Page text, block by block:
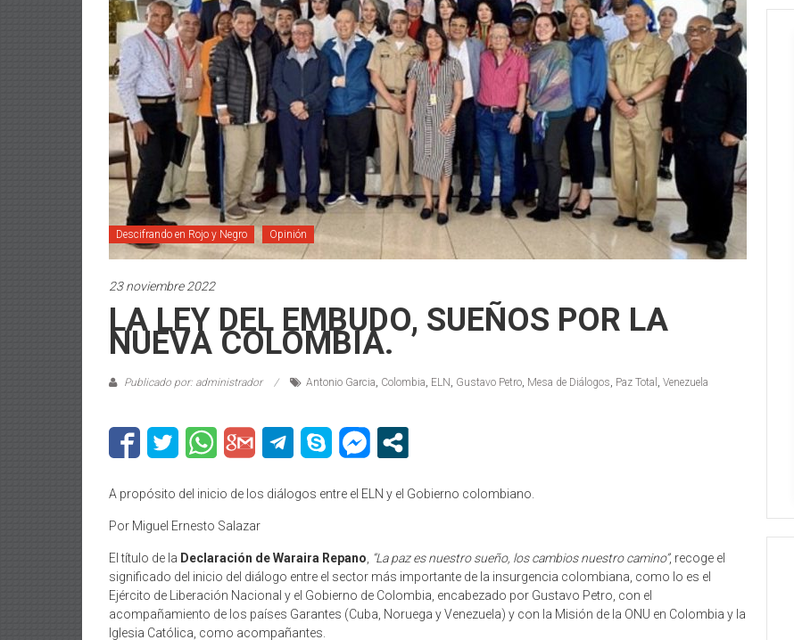
Descifrando en Rojo y Negro Opinión
23 noviembre 2022
LA LEY DEL EMBUDO, SUEÑOS POR LA
NUEVA COLOMBIA.
Publicado por: administrador Antonio Garcia, Colombia, ELN , Gustavo Petro, Mesa de Diálogos, Paz Total , Venezuela
A propósito del inicio de los diálogos entre el ELN y el Gobierno colombiano.
Por Miguel Ernesto Salazar
El título de la Declaración de Waraira Repano “La paz es nuestro sueño, los cambios nuestro camino”, recoge el
significado del inicio del diálogo entre el sector más importante de la insurgencia colombiana, como lo es el
Ejército de Liberación Nacional y el Gobierno de Colombia, encabezado por Gustavo Petro, con el
acompañamiento de los países Garantes (Cuba, Noruega y Venezuela) y con la Misión de la ONU en Colombia y la
Iglesia Católica, como acompañantes.